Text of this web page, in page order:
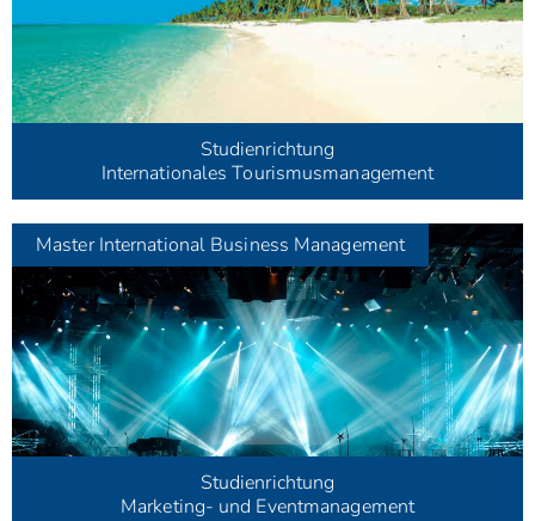
Studienrichtung
Internationales Tourismusmanagement
MasterInternational Business Management
Studienrichtung
Marketing- und Eventmanagement